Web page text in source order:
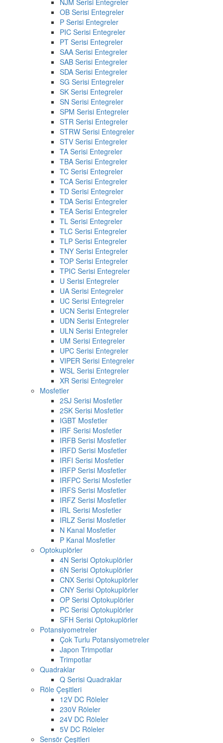
OB Serisi Entegreler
P Serisi Entegreler
PIC Serisi Entegreler
PT Serisi Entegreler
SAA Serisi Entegreler
SAB Serisi Entegreler
SDA Serisi Entegreler
SG Serisi Entegreler
SK Serisi Entegreler
SN Serisi Entegreler
SPM Serisi Entegreler
STR Serisi Entegreler
STRW Serisi Entegreler
STV Serisi Entegreler
TA Serisi Entegreler
TBA Serisi Entegreler
TC Serisi Entegreler
TCA Serisi Entegreler
TD Serisi Entegreler
TDA Serisi Entegreler
TEA Serisi Entegreler
TL Serisi Entegreler
TLC Serisi Entegreler
TLP Serisi Entegreler
TNY Serisi Entegreler
TOP Serisi Entegreler
TPIC Serisi Entegreler
U Serisi Entegreler
UA Serisi Entegreler
UC Serisi Entegreler
UCN Serisi Entegreler
UDN Serisi Entegreler
ULN Serisi Entegreler
UM Serisi Entegreler
UPC Serisi Entegreler
VIPER Serisi Entegreler
WSL Serisi Entegreler
XR Serisi Entegreler
Mosfetler
2SJ Serisi Mosfetler
2SK Serisi Mosfetler
IGBT Mosfetler
IRF Serisi Mosfetler
IRFB Serisi Mosfetler
IRFD Serisi Mosfetler
IRFI Serisi Mosfetler
IRFP Serisi Mosfetler
IRFPC Serisi Mosfetler
IRFS Serisi Mosfetler
IRFZ Serisi Mosfetler
IRL Serisi Mosfetler
IRLZ Serisi Mosfetler
N Kanal Mosfetler
P Kanal Mosfetler
Optokuplörler
4N Serisi Optokuplörler
6N Serisi Optokuplörler
CNX Serisi Optokuplörler
CNY Serisi Optokuplörler
OP Serisi Optokuplörler
PC Serisi Optokuplörler
SFH Serisi Optokuplörler
Potansiyometreler
Çok Turlu Potansiyometreler
Japon Trimpotlar
Trimpotlar
Quadraklar
Q Serisi Quadraklar
Röle Çeşitleri
12V DC Röleler
230V Röleler
24V DC Röleler
5V DC Röleler
Sensör Çeşitleri